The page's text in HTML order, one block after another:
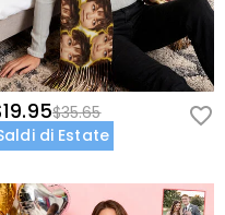
$35.65
di Estate